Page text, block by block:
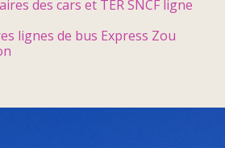
des cars et TER SNCF ligne
lignes de bus Express Zou